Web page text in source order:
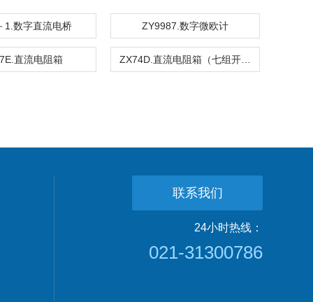
1.数字直流电桥 ZY9987.数字微欧计
直流电阻箱
联系我们
24小时热线：
021-31300786